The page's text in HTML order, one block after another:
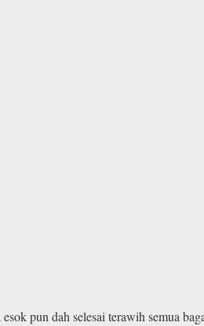
pun dah selesai terawih semua